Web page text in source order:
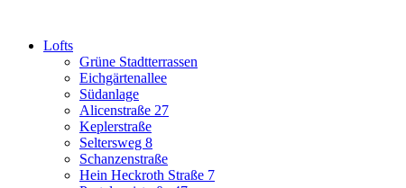
Lofts
Grüne Stadtterrassen
Eichgärtenallee
Südanlage
Alicenstraße 27
Keplerstraße
Seltersweg 8
Schanzenstraße
Hein Heckroth Straße 7